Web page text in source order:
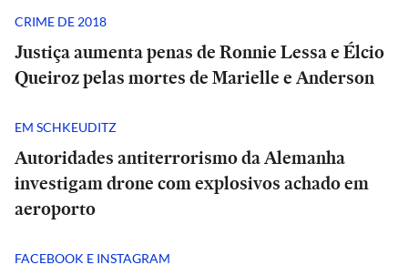
CRIME DE 2018
Justiça aumenta penas de Ronnie Lessa e Élcio
Queiroz pelas mortes de Marielle e Anderson
EM SCHKEUDITZ
Autoridades antiterrorismo da Alemanha
investigam drone com explosivos achado em
aeroporto
FACEBOOK E INSTAGRAM